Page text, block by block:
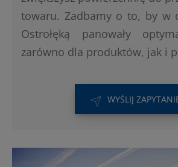
towaru. Zadbamy o to, by w
Ostrołęką panowały
zarówno dla produktów, jak i
WYŚLIJ